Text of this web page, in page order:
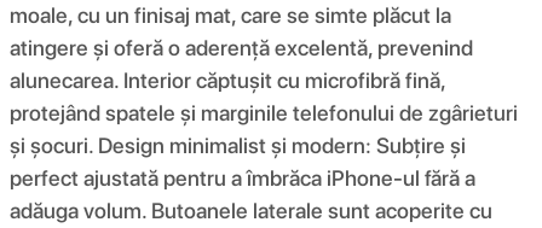
moale, cu un finisaj mat, care se simte plăcut la
atingere și oferă o aderență excelentă, prevenind
alunecarea. Interior căptușit cu microfibră fină,
protejând spatele și marginile telefonului de zgârieturi
și șocuri. Design minimalist și modern: Subțire și
perfect ajustată pentru a îmbrăca iPhone-ul fără a
adăuga volum. Butoanele laterale sunt acoperite cu